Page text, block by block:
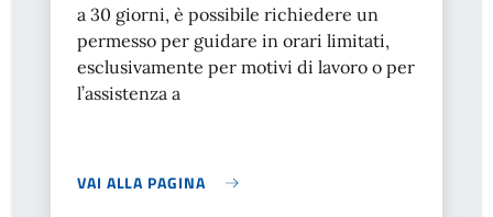
a 30 giorni, è possibile richiedere un
permesso per guidare in orari limitati,
esclusivamente per motivi di lavoro o per
l’assistenza a
VAI ALLA PAGINA